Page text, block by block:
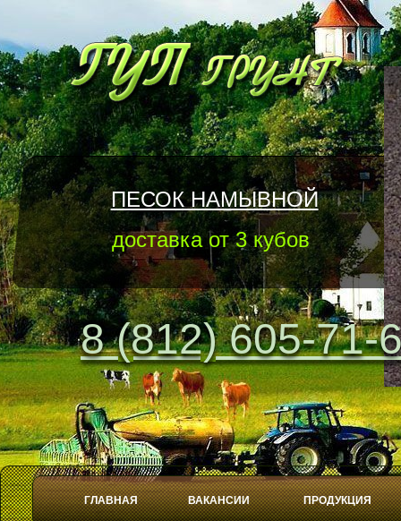
8 (812) 605-71-
ГЛАВНАЯ ВАКАНСИИ ПРОДУКЦИЯ
ПЕСОК НАМЫВНОЙ
доставка от 3 кубов